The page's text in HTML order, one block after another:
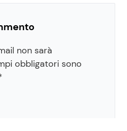
non sarà
obbligatori sono